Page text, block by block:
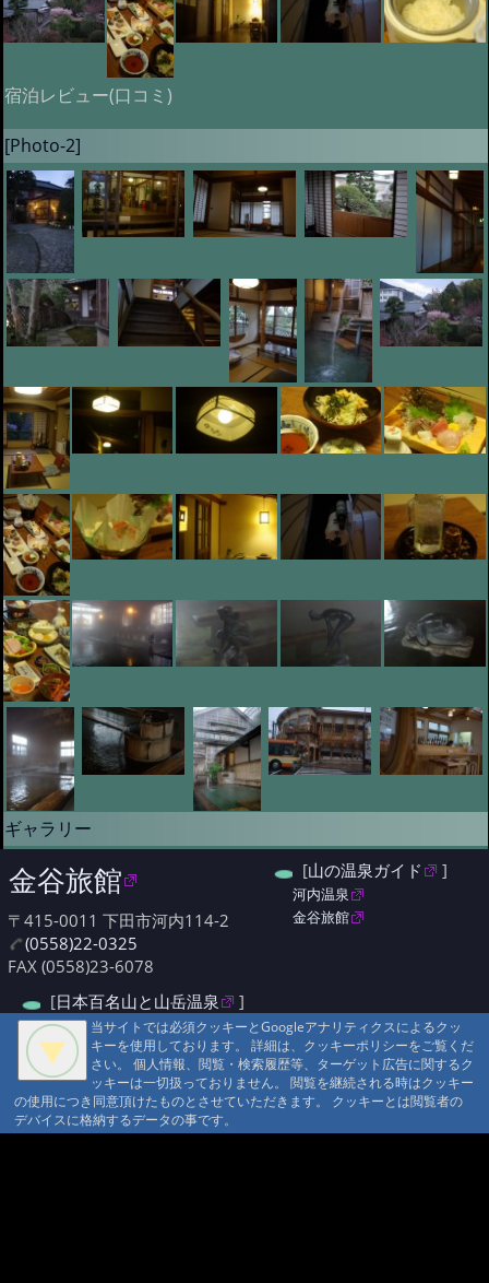
宿泊レビュー(口コミ)
[Photo-2]
ギャラリー
金谷旅館
〒415-0011 下田市河内114-2
(0558)22-0325
FAX (0558)23-6078
[山の温泉ガイド ]
河内温泉
金谷旅館
[日本百名山と山岳温泉 ]
天城山 未登当サイトでは必須クッキーとGoogleアナリティクスによるクッ
キーを使用しております。 詳細は、クッキーポリシーをご覧くだ
さい。 個人情報、閲覧・検索履歴等、ターゲット広告に関するク
ッキーは一切扱っておりません。 閲覧を継続される時はクッキー
の使用につき同意頂けたものとさせていただきます。 クッキーとは閲覧者の
デバイスに格納するデータの事です。